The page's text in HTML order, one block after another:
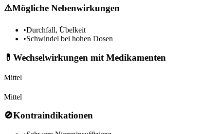
⚠️Mögliche Nebenwirkungen
•Durchfall, Übelkeit
•Schwindel bei hohen Dosen
💊 Wechselwirkungen mit Medikamenten
Mittel
Mittel
🚫Kontraindikationen